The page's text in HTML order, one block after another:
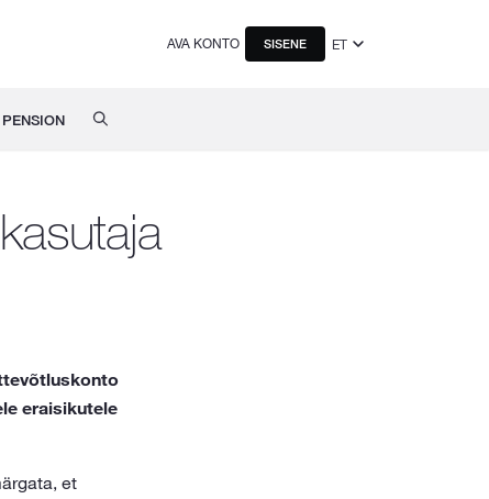
AVA KONTO SISENE ET
PENSION
eraisikutele
et